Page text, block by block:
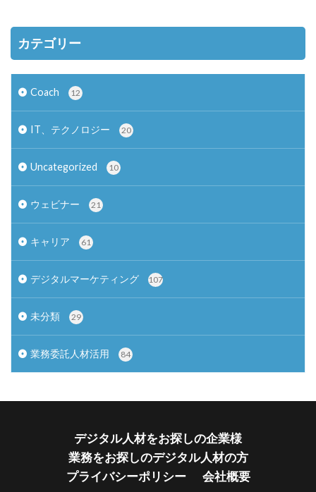
カテゴリー
Coach 12
IT、テクノロジー 20
Uncategorized 10
ウェビナー 21
キャリア 61
デジタルマーケティング 107
未分類 29
業務委託人材活用 84
デジタル人材をお探しの企業様
業務をお探しのデジタル人材の方
プライバシーポリシー
会社概要